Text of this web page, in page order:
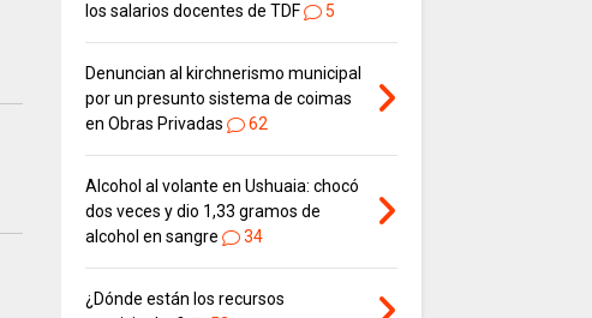
los salarios docentes de TDF
5
Denuncian al kirchnerismo municipal
por un presunto sistema de coimas
en Obras Privadas
62
Alcohol al volante en Ushuaia: chocó
dos veces y dio 1,33 gramos de
alcohol en sangre
34
¿Dónde están los recursos